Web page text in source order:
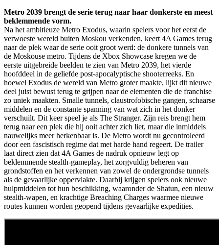
Metro 2039 brengt de serie terug naar haar donkerste en meest
beklemmende vorm.
Na het ambitieuze Metro Exodus, waarin spelers voor het eerst de
verwoeste wereld buiten Moskou verkenden, keert 4A Games terug
naar de plek waar de serie ooit groot werd: de donkere tunnels van
de Moskouse metro. Tijdens de Xbox Showcase kregen we de
eerste uitgebreide beelden te zien van Metro 2039, het vierde
hoofddeel in de geliefde post-apocalyptische shooterreeks. En
hoewel Exodus de wereld van Metro groter maakte, lijkt dit nieuwe
deel juist bewust terug te grijpen naar de elementen die de franchise
zo uniek maakten. Smalle tunnels, claustrofobische gangen, schaarse
middelen en de constante spanning van wat zich in het donker
verschuilt. Dit keer speel je als The Stranger. Zijn reis brengt hem
terug naar een plek die hij ooit achter zich liet, maar die inmiddels
nauwelijks meer herkenbaar is. De Metro wordt nu gecontroleerd
door een fascistisch regime dat met harde hand regeert. De trailer
laat direct zien dat 4A Games de nadruk opnieuw legt op
beklemmende stealth-gameplay, het zorgvuldig beheren van
grondstoffen en het verkennen van zowel de ondergrondse tunnels
als de gevaarlijke oppervlakte. Daarbij krijgen spelers ook nieuwe
hulpmiddelen tot hun beschikking, waaronder de Shatun, een nieuw
stealth-wapen, en krachtige Breaching Charges waarmee nieuwe
routes kunnen worden geopend tijdens gevaarlijke expedities.